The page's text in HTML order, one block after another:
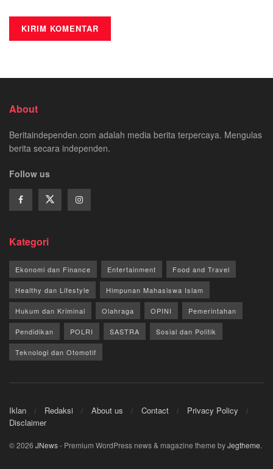
About
Beritaindependen.com adalah media berita terpercaya. Mengulas
berita secara independen.
Follow us
Kategori
Ekonomi dan Finance Entertainment Food and Travel
Healthy dan Lifestyle Himpunan Mahasiswa Islam
Hukum dan Kriminal Olahraga OPINI Pemerintahan
Pendidikan POLRI SASTRA Sosial dan Politik
Teknologi dan Otomotif
Iklan Redaksi About us Contact
Privacy Policy
Disclaimer
© 2026 JNews- Premium WordPress news & magazine theme byJegtheme.